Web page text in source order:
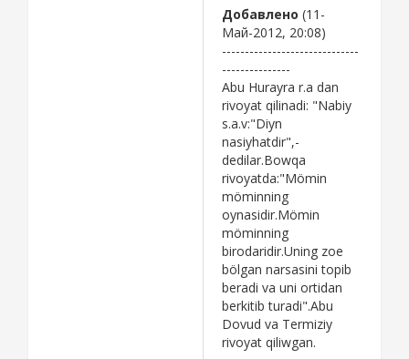
Добавлено (11-
Май-2012, 20:08)
------------------------------
---------------
Abu Hurayra r.a dan
rivoyat qilinadi: "Nabiy
s.a.v:"Diyn
nasiyhatdir",-
dedilar.Bowqa
rivoyatda:"Mömin
möminning
oynasidir.Mömin
möminning
birodaridir.Uning zoe
bölgan narsasini topib
beradi va uni ortidan
berkitib turadi".Abu
Dovud va Termiziy
rivoyat qiliwgan.